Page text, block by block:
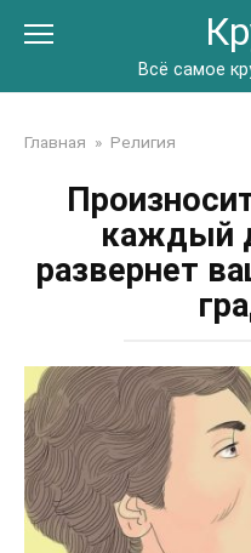
Всё самое
Главная » Религия
каждый
развернет